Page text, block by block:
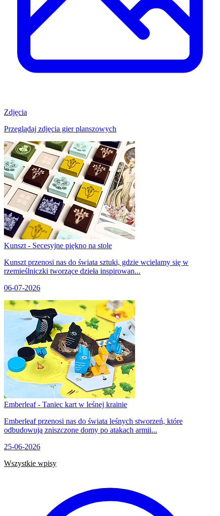
Zdjęcia
Przeglądaj zdjęcia gier planszowych
Kunszt - Secesyjne piękno na stole
Kunszt przenosi nas do świata sztuki, gdzie wcielamy się w
rzemieślniczki tworzące dzieła inspirowan...
06-07-2026
Emberleaf - Taniec kart w leśnej krainie
Emberleaf przenosi nas do świata leśnych stworzeń, które
odbudowują zniszczone domy po atakach armii...
25-06-2026
Wszystkie wpisy